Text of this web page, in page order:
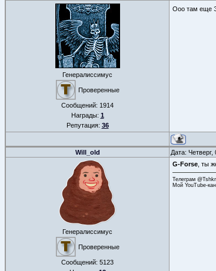
Генералиссимус
Проверенные
Сообщений: 1914
Награды: 1
Репутация: 36
Ооо там еще
Will_old Дата:
Генералиссимус
Проверенные
Сообщений: 5123
G-Forse , ты
Телеграм
Мой YouTube-